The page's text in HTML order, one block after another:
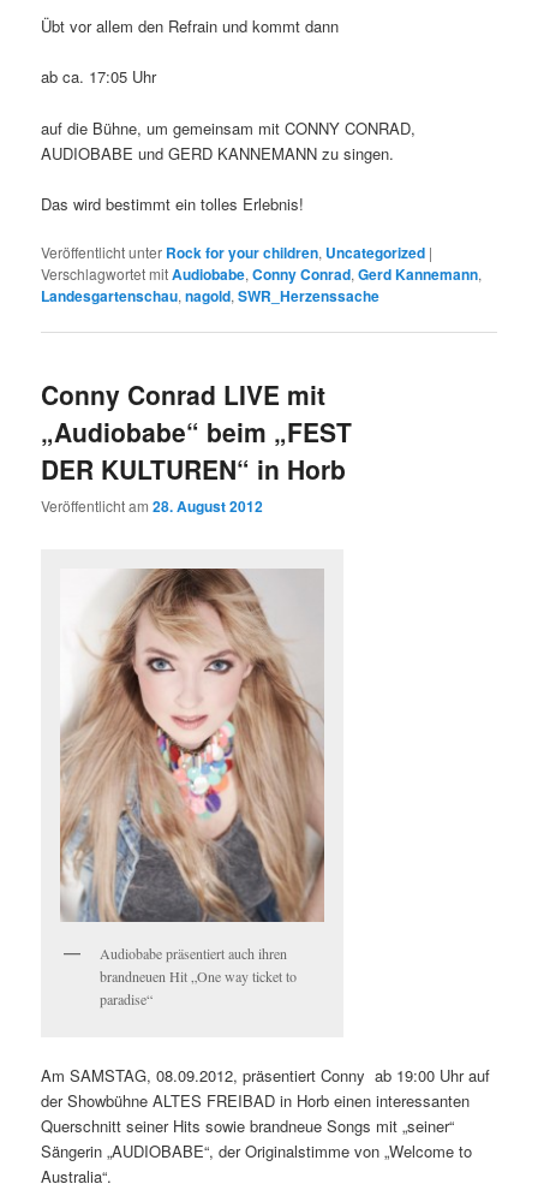
Übt vor allem den Refrain und kommt dann
ab ca. 17:05 Uhr
auf die Bühne, um gemeinsam mit CONNY CONRAD,
AUDIOBABE und GERD KANNEMANN zu singen.
Das wird bestimmt ein tolles Erlebnis!
Veröffentlicht unter Rock for your children, Uncategorized |
Verschlagwortet mitAudiobabe,Conny Conrad,Gerd Kannemann,
Landesgartenschau,nagold,SWR_Herzenssache
Conny Conrad LIVE mit
„Audiobabe“ beim „FEST
DER KULTUREN“ in Horb
Veröffentlicht am28. August 2012
Audiobabe präsentiert auch ihren
brandneuen Hit „One way ticket to
paradise“
Am SAMSTAG, 08.09.2012, präsentiert Conny ab 19:00 Uhr auf
der Showbühne ALTES FREIBAD in Horb einen interessanten
Querschnitt seiner Hits sowie brandneue Songs mit „seiner“
Sängerin „AUDIOBABE“, der Originalstimme von „Welcome to
Australia“.